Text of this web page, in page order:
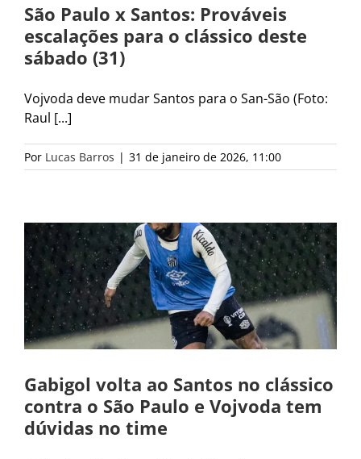
São Paulo x Santos: Prováveis
escalações para o clássico deste
sábado (31)
Vojvoda deve mudar Santos para o San-São (Foto:
Raul [...]
Por Lucas Barros | 31 de janeiro de 2026, 11:00
Gabigol volta ao Santos no clássico
contra o São Paulo e Vojvoda tem
dúvidas no time